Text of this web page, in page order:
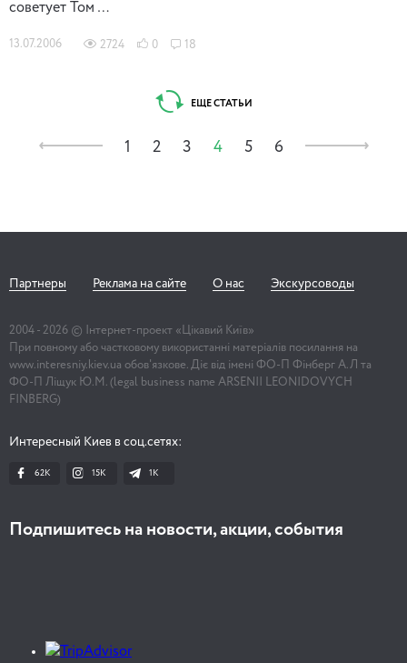
советует Том …
13.07.2006 2724 0 18
ЕЩЕ СТАТЬИ
1 2 3 4 5 6
Партнеры Реклама на сайте О нас Экскурсоводы
2004 - 2026 © Інтернет-проект «Цікавий Київ»
При повному або частковому використанні матеріалів посилання на
www.interesniy.kiev.ua обов'язкове. Діє від імені ФО-П Фінберг А.Л та
ФО-П Ліщук Ю.М. (legal business name ARSENII LEONIDOVYCH
FINBERG)
Интересный Киев в соц.сетях:
62K 15K 1К
Подпишитесь на новости, акции, события